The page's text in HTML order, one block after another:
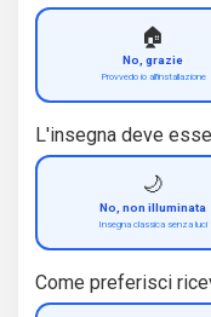
🏠
No, grazie
Provvedo io all'installazione
L'insegna deve
🌙
No, non illuminata
Insegna classica senza luci
Come preferisci